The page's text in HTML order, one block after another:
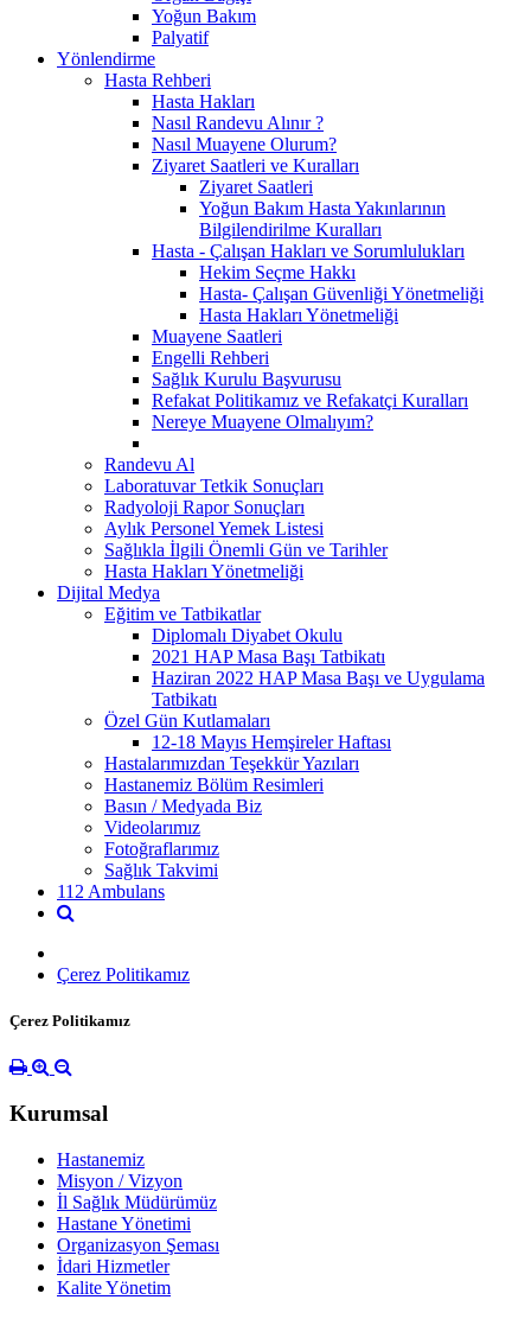
Yoğun Bakım
Palyatif
Yönlendirme
Hasta Rehberi
Hasta Hakları
Nasıl Randevu Alınır ?
Nasıl Muayene Olurum?
Ziyaret Saatleri ve Kuralları
Ziyaret Saatleri
Yoğun Bakım Hasta Yakınlarının
Bilgilendirilme Kuralları
Hasta - Çalışan Hakları ve Sorumlulukları
Hekim Seçme Hakkı
Hasta- Çalışan Güvenliği Yönetmeliği
Hasta Hakları Yönetmeliği
Muayene Saatleri
Engelli Rehberi
Sağlık Kurulu Başvurusu
Refakat Politikamız ve Refakatçi Kuralları
Nereye Muayene Olmalıyım?
Randevu Al
Laboratuvar Tetkik Sonuçları
Radyoloji Rapor Sonuçları
Aylık Personel Yemek Listesi
Sağlıkla İlgili Önemli Gün ve Tarihler
Hasta Hakları Yönetmeliği
Dijital Medya
Eğitim ve Tatbikatlar
Diplomalı Diyabet Okulu
2021 HAP Masa Başı Tatbikatı
Haziran 2022 HAP Masa Başı ve Uygulama
Tatbikatı
Özel Gün Kutlamaları
12-18 Mayıs Hemşireler Haftası
Hastalarımızdan Teşekkür Yazıları
Hastanemiz Bölüm Resimleri
Basın / Medyada Biz
Videolarımız
Fotoğraflarımız
Sağlık Takvimi
112 Ambulans
Çerez Politikamız
Çerez Politikamız
Kurumsal
Hastanemiz
Misyon / Vizyon
İl Sağlık Müdürümüz
Hastane Yönetimi
Organizasyon Şeması
İdari Hizmetler
Kalite Yönetim